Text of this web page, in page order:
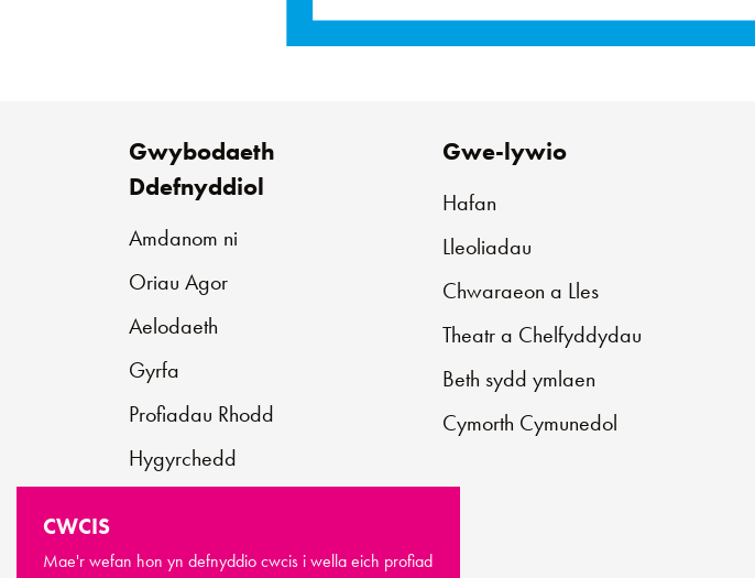
Gwybodaeth
Ddefnyddiol
Amdanom ni
Oriau Agor
Aelodaeth
Gyrfa
Profiadau Rhodd
Hygyrchedd
Cefnogwch ni
Gwe-lywio
Hafan
Lleoliadau
Chwaraeon a Lles
Theatr a Chelfyddydau
Beth sydd ymlaen
Cymorth Cymunedol
CWCIS
Mae'r wefan hon yn defnyddio cwcis i wella eich profiad